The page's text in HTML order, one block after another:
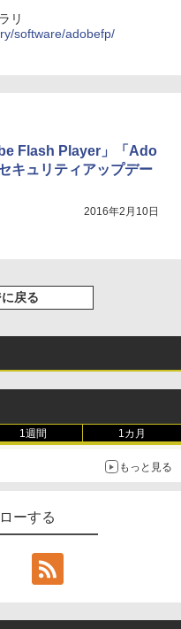
リ
software/adobefp/
Flash Player」「Ado
キュリティアップデー
2016年2月10日
戻る
1週間 1カ月
もっと見る
ーする